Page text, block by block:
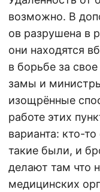
возможно. В
ов разрушена в
они находятся
в борьбе за
замы и
изощрённые
работе этих
варианта: кто-
такие были, и
делают там что
медицинских